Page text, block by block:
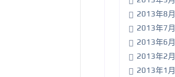
2013年8月
2013年7月
2013年6月
2013年2月
2013年1月